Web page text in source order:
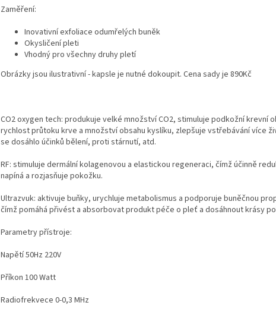
Zaměření:
Inovativní exfoliace odumřelých buněk
Okysličení pleti
Vhodný pro všechny druhy pletí
Obrázky jsou ilustrativní - kapsle je nutné dokoupit. Cena sady je 890Kč
CO2 oxygen tech: produkuje velké množství CO2, stimuluje podkožní krevní
rychlost průtoku krve a množství obsahu kyslíku, zlepšuje vstřebávání více
se dosáhlo účinků bělení, proti stárnutí, atd.
RF: stimuluje dermální kolagenovou a elastickou regeneraci, čímž účinně
napíná a rozjasňuje pokožku.
Ultrazvuk: aktivuje buňky, urychluje metabolismus a podporuje buněčnou
čímž pomáhá přivést a absorbovat produkt péče o pleť a dosáhnout krásy
Parametry přístroje:
Napětí 50Hz 220V
Příkon 100 Watt
Radiofrekvece 0-0,3 MHz